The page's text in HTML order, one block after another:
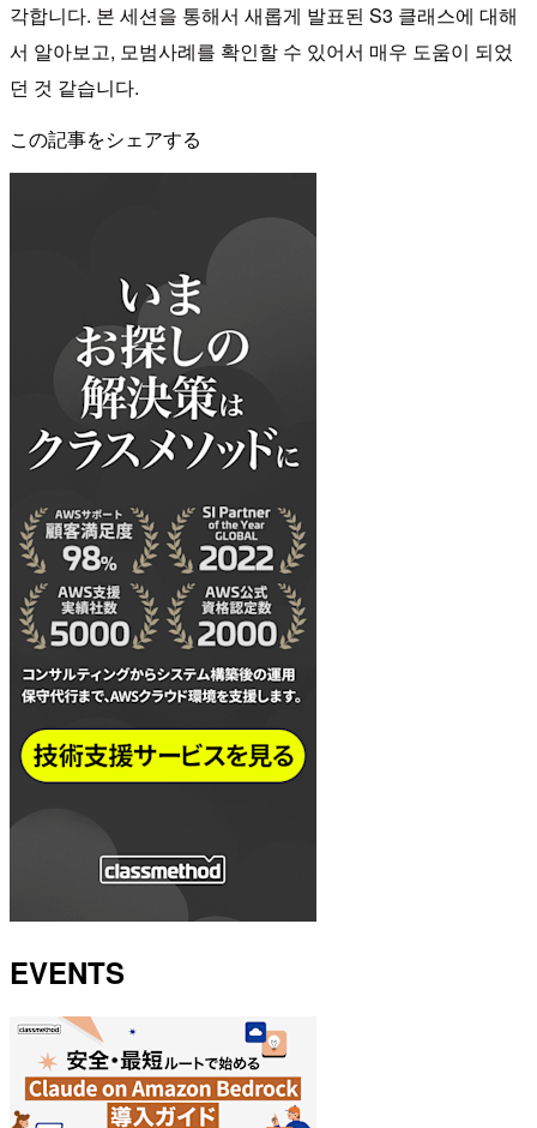
각합니다. 본 세션을 통해서 새롭게 발표된 S3 클래스에 대해
서 알아보고, 모범사례를 확인할 수 있어서 매우 도움이 되었
던 것 같습니다.
この記事をシェアする
EVENTS